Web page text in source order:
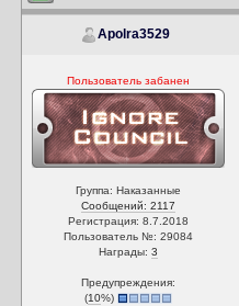
Apolra3529
Пользователь забанен
Группа: Наказанные
Сообщений: 2117
Регистрация: 8.7.2018
Пользователь №: 29084
Награды:3
Предупреждения:
(10%)